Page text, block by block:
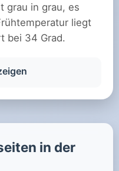
grau in grau, es
liegt
bei 34 Grad.
in der